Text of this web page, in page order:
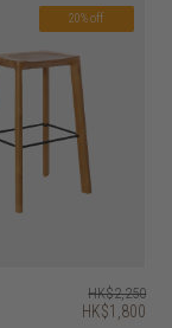
20% off
HK$2,250
HK$1,800